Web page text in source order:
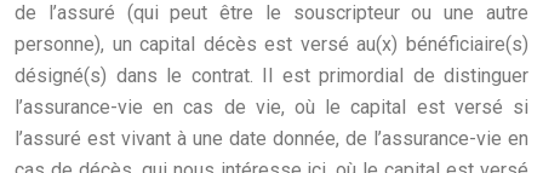
de l’assuré (qui peut être le souscripteur ou une autre
personne), un capital décès est versé au(x) bénéficiaire(s)
désigné(s) dans le contrat. Il est primordial de distinguer
l’assurance-vie en cas de vie, où le capital est versé si
l’assuré est vivant à une date donnée, de l’assurance-vie en